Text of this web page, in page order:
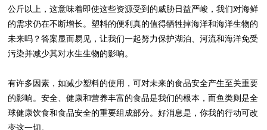
公斤以上，这意味着即使这些资源受到的威胁日益严峻，我们对海鲜
的需求仍在不断增长。塑料的便利真的值得牺牲掉海洋和海洋生物的
未来吗？答案显而易见，让我们一起努力保护湖泊、河流和海洋免受
污染并减少其对水生生物的影响。
有许多因素，如减少塑料的使用，可对未来的食品安全产生至关重要
的影响。安全、健康和营养丰富的食品是我们的根本，而鱼类则是全
球健康饮食和食品安全的重要组成部分。好消息是，你我的行动可改
变这一切。